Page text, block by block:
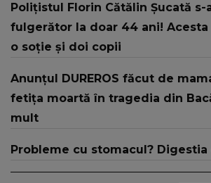
te iubesc pentru că..."
Polițistul Florin Cătălin Șucată
fulgerător la doar 44 ani! Acesta
o soție și doi copii
Anunțul DUREROS făcut de
fetița moartă în tragedia din
mult
Probleme cu stomacul? Digestia